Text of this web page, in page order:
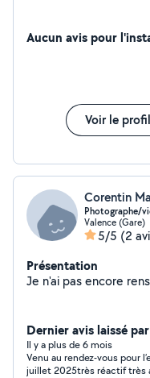
Aucun avis pour
Voir le profil
Corentin
Photographe/
Valence (Gare)
5/5 (2
Présentation
Dernier avis laissé
Il y a plus de 6 mois
Venu au rendez-vous pour l’entretien pour notre mariage du 12
juillet 2025très réactif très